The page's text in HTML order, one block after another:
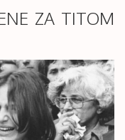
ZA TITOM